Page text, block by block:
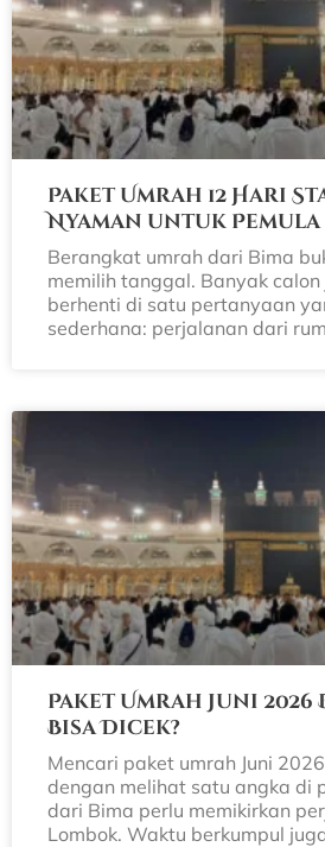
Paket Umrah 12 Hari
Nyaman untuk Pemula
Berangkat umrah dari Bima
memilih tanggal. Banyak
berhenti di satu pertanyaan
sederhana: perjalanan dari
Paket Umrah Juni 2026
Bisa Dicek?
Mencari paket umrah Juni
dengan melihat satu angka di
dari Bima perlu memikirkan
Lombok. Waktu berkumpul